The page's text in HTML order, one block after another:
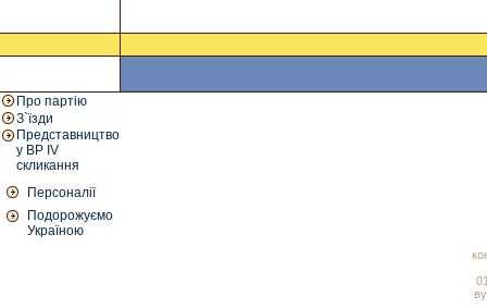
Про партію
З`їзди
Представництво
у ВР IV
скликання
Персоналії
Подорожуємо
Україною